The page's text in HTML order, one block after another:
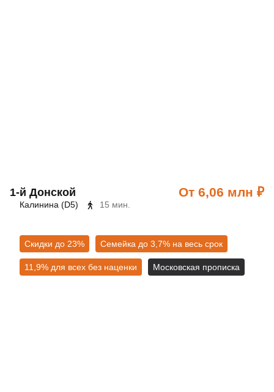
1‑й Донской От 6,06 млн ₽
Калинина (D5) 15 мин.
Скидки до 23% Семейка до 3,7% на весь срок
11,9% для всех без наценки Московская прописка